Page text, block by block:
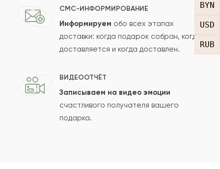
BYN
USD
RUB
Рейтинг:
СМС-ИНФОРМИРОВАНИЕ
Информируем обо всех этапах
доставки: когда подарок собран, когда
доставляется и когда доставлен.
ВИДЕООТЧЁТ
Записываем на видео эмоции
счастливого получателя вашего
подарка.